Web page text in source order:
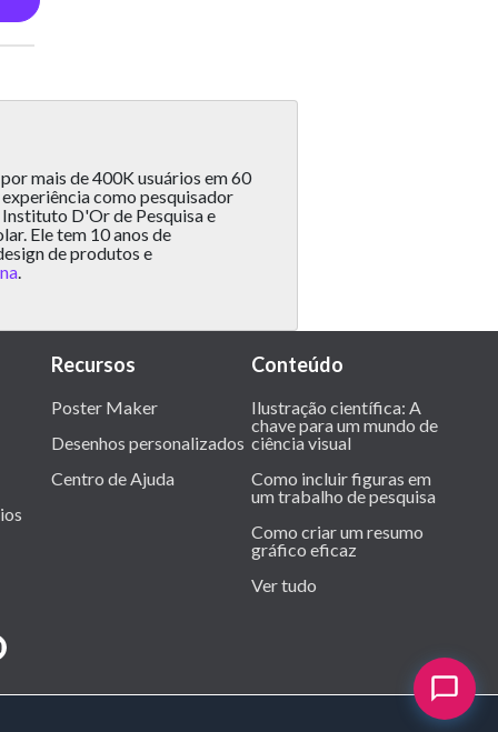
mais de 400K usuários em 60
como pesquisador
D'Or de Pesquisa e
Ele tem 10 anos de
de produtos e
.
Recursos
Poster Maker
Desenhos personalizados
Centro de Ajuda
Conteúdo
Ilustração científica: A
chave para um mundo de
ciência visual
Como incluir figuras em
um trabalho de pesquisa
Como criar um resumo
gráfico eficaz
Ver tudo